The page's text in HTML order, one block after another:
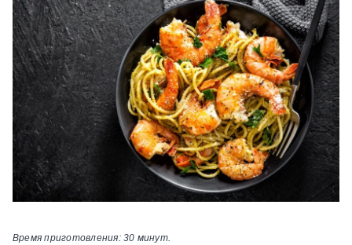
Время приготовления: 30 минут.